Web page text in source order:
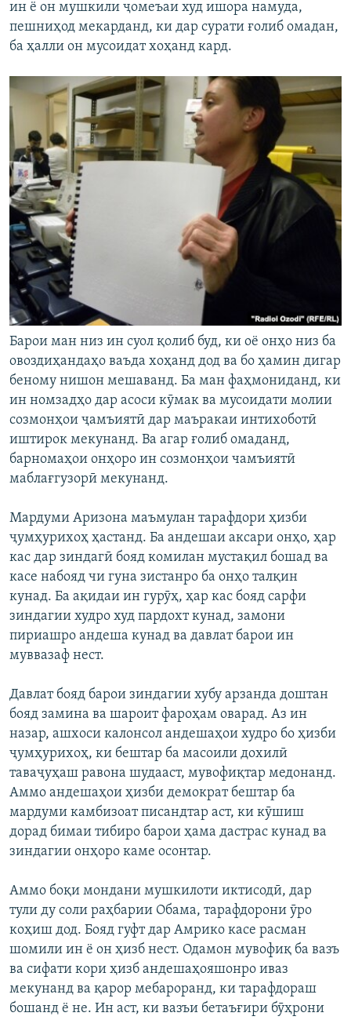
ин ё он мушкили ҷомеъаи худ ишора намуда,
пешниҳод мекарданд, ки дар сурати ғолиб омадан,
ба ҳалли он мусоидат хоҳанд кард.
Барои ман низ ин суол қолиб буд, ки оё онҳо низ ба
овоздиҳандаҳо ваъда хоҳанд дод ва бо ҳамин дигар
беному нишон мешаванд. Ба ман фаҳмониданд, ки
ин номзадҳо дар асоси кӯмак ва мусоидати молии
созмонҳои ҷамъиятӣ дар маъракаи интихоботӣ
иштирок мекунанд. Ва агар ғолиб омаданд,
барномаҳои онҳоро ин созмонҳои чамъиятӣ
маблағгузорӣ мекунанд.
Мардуми Аризона маъмулан тарафдори ҳизби
ҷумҳурихоҳ ҳастанд. Ба андешаи аксари онҳо, ҳар
кас дар зиндагӣ бояд комилан мустақил бошад ва
касе набояд чи гуна зистанро ба онҳо талқин
кунад. Ба ақидаи ин гурӯҳ, ҳар кас бояд сарфи
зиндагии худро худ пардохт кунад, замони
пириашро андеша кунад ва давлат барои ин
муввазаф нест.
Давлат бояд барои зиндагии хубу арзанда доштан
бояд замина ва шароит фароҳам оварад. Аз ин
назар, ашхоси калонсол андешаҳои худро бо ҳизби
ҷумҳурихоҳ, ки бештар ба масоили дохилӣ
таваҷуҳаш равона шудааст, мувофиқтар медонанд.
Аммо андешаҳои ҳизби демократ бештар ба
мардуми камбизоат писандтар аст, ки кӯшиш
дорад бимаи тибиро барои ҳама дастрас кунад ва
зиндагии онҳоро каме осонтар.
Аммо боқи мондани мушкилоти иктисодӣ, дар
тули ду соли раҳбарии Обама, тарафдорони ӯро
коҳиш дод. Бояд гуфт дар Амрико касе расман
шомили ин ё он ҳизб нест. Одамон мувофиқ ба вазъ
ва сифати кори ҳизб андешаҳояшонро иваз
мекунанд ва қарор мебароранд, ки тарафдораш
бошанд ё не. Ин аст, ки вазъи бетаъғири бӯҳрони